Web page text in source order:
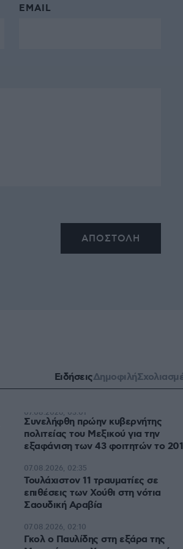
EMAIL
ΕιδήσειςΔημοφιλή
Συνελήφθη πρώην κυβερνήτης
πολιτείας του Μεξικού για την
εξαφάνιση των 43 φοιτητών το
07.08.2026, 03:01
Τουλάχιστον 11 τραυματίες σε
επιθέσεις των Χούθι στη νότια
Σαουδική Αραβία
07.08.2026, 02:35
Γκολ ο Παυλίδης στη εξάρα της
07.08.2026, 02:10